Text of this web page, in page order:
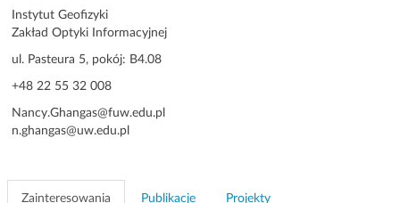
Instytut Geofizyki
Zakład Optyki Informacyjnej
ul. Pasteura 5, pokój: B4.08
+48 22 55 32 008
Nancy.Ghangas@fuw.edu.pl
n.ghangas@uw.edu.pl
Zainteresowania Publikacje Projekty